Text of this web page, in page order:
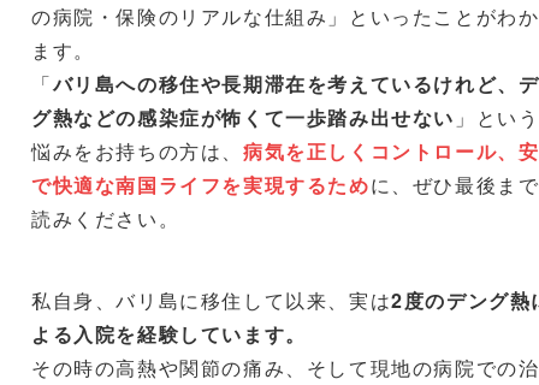
の病院・保険のリアルな仕組み」といったことがわ
ます。
「バリ島への移住や長期滞在を考えているけれど、
グ熱などの感染症が怖くて一歩踏み出せない 」とい
悩みをお持ちの方は、 病気を正しくコントロール、
で快適な南国ライフを実現するために、ぜひ最後ま
読みください。
私自身、バリ島に移住して以来、実は2度のデング熱
よる入院を経験しています。
その時の高熱や関節の痛み、そして現地の病院での